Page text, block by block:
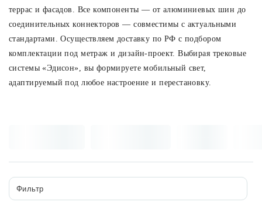
Светодиодная лента
Предметы интерьера
Комплектующие
террас и фасадов. Все компоненты — от алюминиевых шин до
соединительных коннекторов — совместимы с актуальными
стандартами. Осуществляем доставку по РФ с подбором
комплектации под метраж и дизайн-проект. Выбирая трековые
системы «Эдисон», вы формируете мобильный свет,
адаптируемый под любое настроение и перестановку.
Фильтр